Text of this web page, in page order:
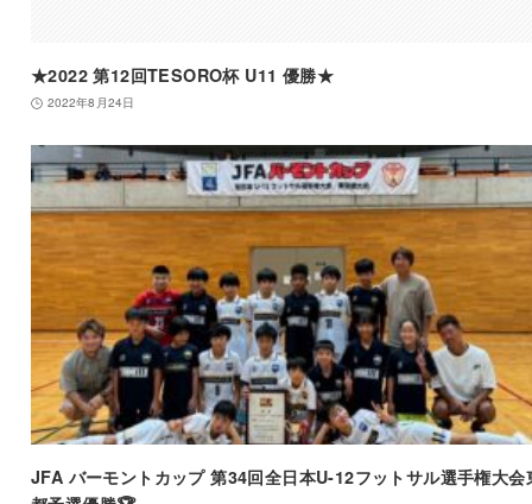
★2022 第12回TESORO杯 U11 優勝★
2022年8月24日
JFA バーモントカップ 第34回全日本U-12フットサル選手権大会